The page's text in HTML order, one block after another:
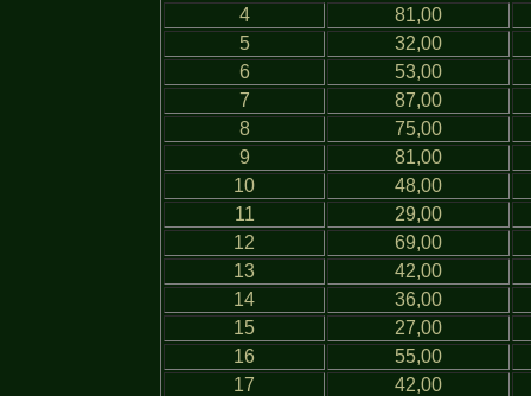
4
81,00
5
32,00
6
53,00
7
87,00
8
75,00
9
81,00
10
48,00
11
29,00
12
69,00
13
42,00
14
36,00
15
27,00
16
55,00
17
42,00